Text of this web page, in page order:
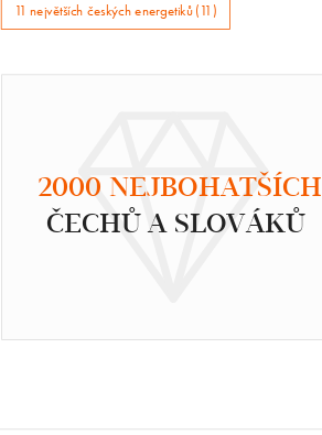
11 největších českých energetiků (11)
2000 NEJBOHATŠÍCH
ČECHŮ A SLOVÁKŮ